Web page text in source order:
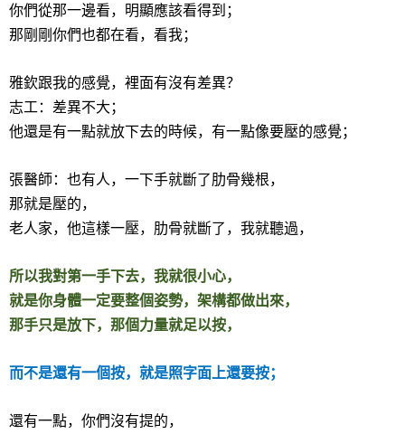
你們從那一邊看，明顯應該看得到；
那剛剛你們也都在看，看我；
雅欽跟我的感覺，裡面有沒有差異？
志工：差異不大；
他還是有一點就放下去的時候，有一點像要壓的感覺；
張醫師：也有人，一下手就斷了肋骨幾根，
那就是壓的，
老人家，他這樣一壓，肋骨就斷了，我就聽過，
所以我對第一手下去，我就很小心，
就是你身體一定要整個姿勢，架構都做出來，
那手只是放下，那個力量就足以按，
而不是還有一個按，就是照字面上還要按；
還有一點，你們沒有提的，